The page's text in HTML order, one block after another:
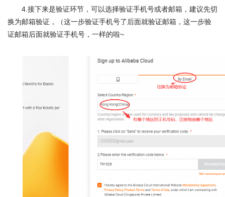
4.接下来是验证环节，可以选择验证手机号或者邮箱，建议先切
换为邮箱验证，（这一步验证手机号了后面就验证邮箱，这一步验
证邮箱后面就验证手机号，一样的啦~